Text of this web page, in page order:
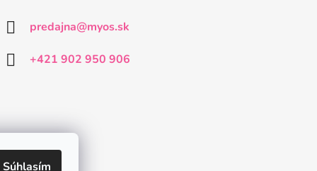
Súhlasím
predajna@myos.sk
+421 902 950 906